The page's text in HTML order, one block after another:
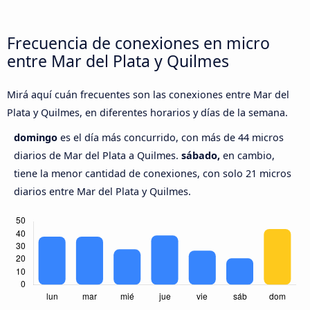
Frecuencia de conexiones en micro
entre Mar del Plata y Quilmes
Mirá aquí cuán frecuentes son las conexiones entre Mar del
Plata y Quilmes, en diferentes horarios y días de la semana.
domingo es el día más concurrido, con más de 44 micros
diarios de Mar del Plata a Quilmes. sábado, en cambio,
tiene la menor cantidad de conexiones, con solo 21 micros
diarios entre Mar del Plata y Quilmes.